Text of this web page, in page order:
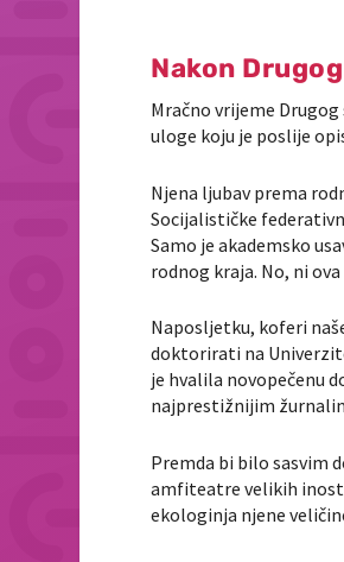
Nakon
Mračno vrijeme
uloge koju je poslije
Njena ljubav prema
Socijalističke
Samo je akademsko
rodnog kraja. No, ni
Naposljetku, koferi
doktorirati na
je hvalila novopečenu
najprestižnijim
Premda bi bilo sasvim
amfiteatre velikih
ekologinja njene